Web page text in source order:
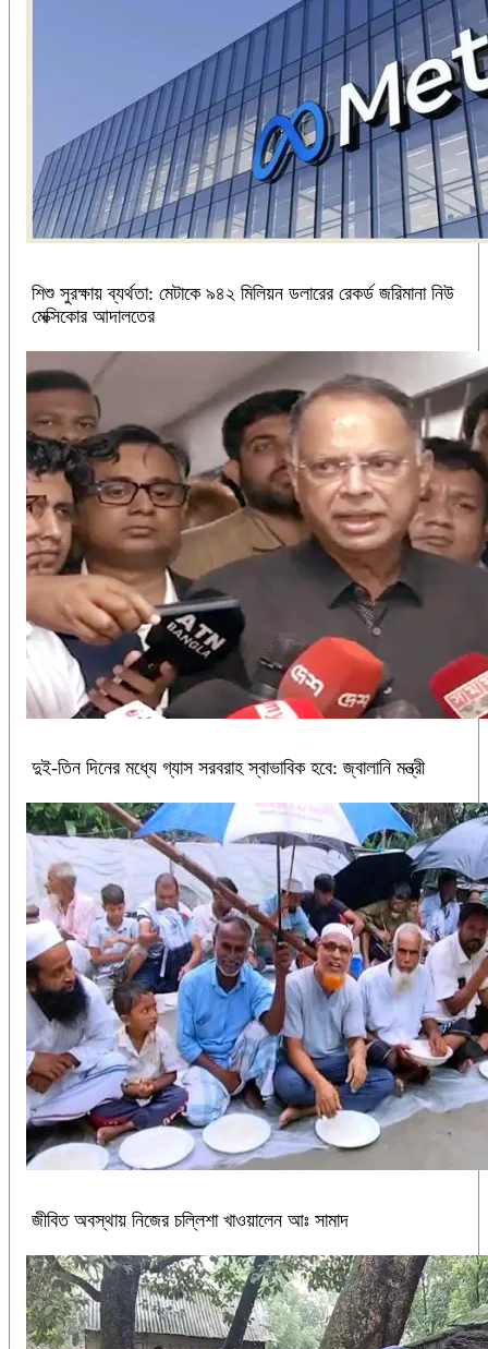
শিশু সুরক্ষায় ব্যর্থতা: মেটাকে ৯৪২ মিলিয়ন ডলারের রেকর্ড জরিমানা নিউ
মেক্সিকোর আদালতের
দুই-তিন দিনের মধ্যে গ্যাস সরবরাহ স্বাভাবিক হবে: জ্বালানি মন্ত্রী
জীবিত অবস্থায় নিজের চল্লিশা খাওয়ালেন আঃ সামাদ